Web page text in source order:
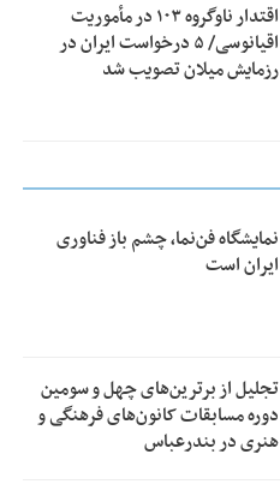
اقتدار ناوگروه ۱۰۳ در مأموریت‌
اقیانوسی/ ۵ درخواست ایران در
رزمایش میلان تصویب شد
نمایشگاه فن‌نما، چشم باز فناوری
ایران است
تجلیل از بر‌ترین‌های چهل و سومین
دوره مسابقات کانون‌های فرهنگی و
هنری در بندرعباس